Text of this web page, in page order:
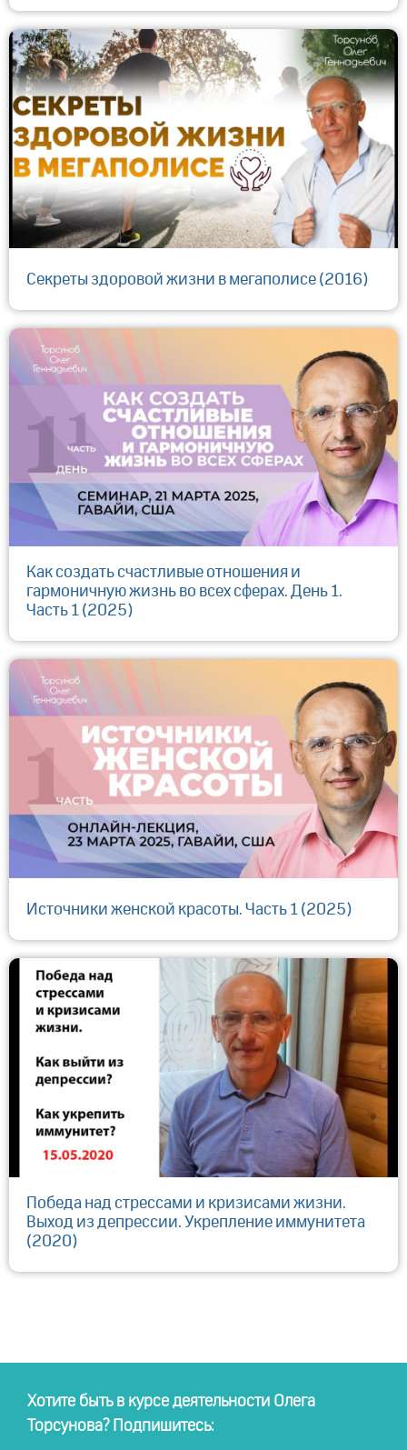
Секреты здоровой жизни в мегаполисе (2016)
Как создать счастливые отношения и
гармоничную жизнь во всех сферах. День 1.
Часть 1 (2025)
Источники женской красоты. Часть 1 (2025)
Победа над стрессами и кризисами жизни.
Выход из депрессии. Укрепление иммунитета
(2020)
Хотите быть в курсе деятельности Олега
Торсунова? Подпишитесь: